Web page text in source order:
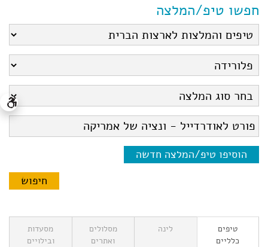
חפשו טיפ/המלצה
הוסיפו טיפ/המלצה חדשה
טיפים
כלליים
לינה
מסלולים
ואתרים
מסעדות
ובילויים